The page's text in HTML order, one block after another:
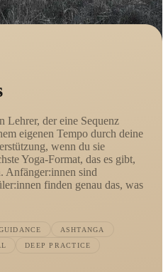
Lehrer, der eine Sequenz
eigenen Tempo durch deine
wenn du sie
Yoga-Format, das es gibt,
Anfänger:innen sind
finden genau das, was
ASHTANGA
DEEP PRACTICE